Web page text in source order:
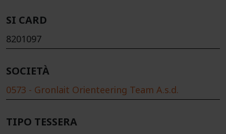
SI CARD
8201097
SOCIETÀ
0573 - Gronlait Orienteering Team A.s.d.
TIPO TESSERA